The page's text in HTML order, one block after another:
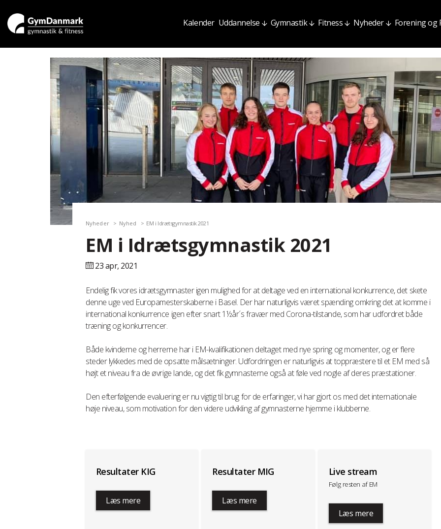
Kalender Uddannelse Gymnastik Fitness Nyheder Forening og
Nyheder Nyhed EM i Idrætsgymnastik 2021
EM i Idrætsgymnastik 2021
23 apr, 2021
Endelig fik vores idrætsgymnaster igen mulighed for at deltage ved en international konkurrence, det skete
denne uge ved Europamesterskaberne i Basel. Der har naturligvis været spænding omkring det at komme i
international konkurrence igen efter snart 1½år´s fravær med Corona-tilstande, som har udfordret både
træning og konkurrencer.
Både kvinderne og herrerne har i EM-kvalifikationen deltaget med nye spring og momenter, og er flere
steder lykkedes med de opsatte målsætninger. Udfordringen er naturligvis at toppræstere til et EM med så
højt et niveau fra de øvrige lande, og det fik gymnasterne også at føle ved nogle af deres præstationer.
Den efterfølgende evaluering er nu vigtig til brug for de erfaringer, vi har gjort os med det internationale
høje niveau, som motivation for den videre udvikling af gymnasterne hjemme i klubberne.
Resultater KIG
Læs mere
Resultater MIG
Læs mere
Live stream
Følg resten af EM
Læs mere